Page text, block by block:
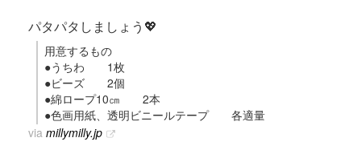
パタパタしましょう💖
用意するもの
●うちわ 1枚
●ビーズ 2個
●綿ロープ10㎝ 2本
●色画用紙、透明ビニールテープ 各適量
via millymilly.jp